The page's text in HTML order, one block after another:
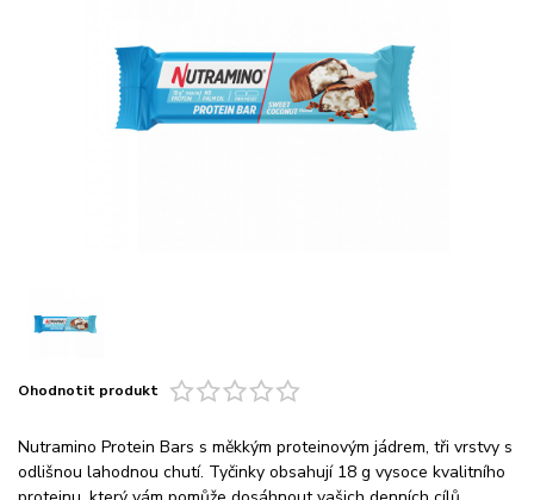
Ohodnotit produkt
Nutramino Protein Bars s měkkým proteinovým jádrem, tři vrstvy s
odlišnou lahodnou chutí. Tyčinky obsahují 18 g vysoce kvalitního